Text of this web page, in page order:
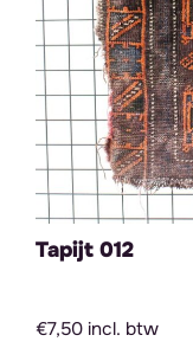
Tapijt 012
€7,50 incl. btw